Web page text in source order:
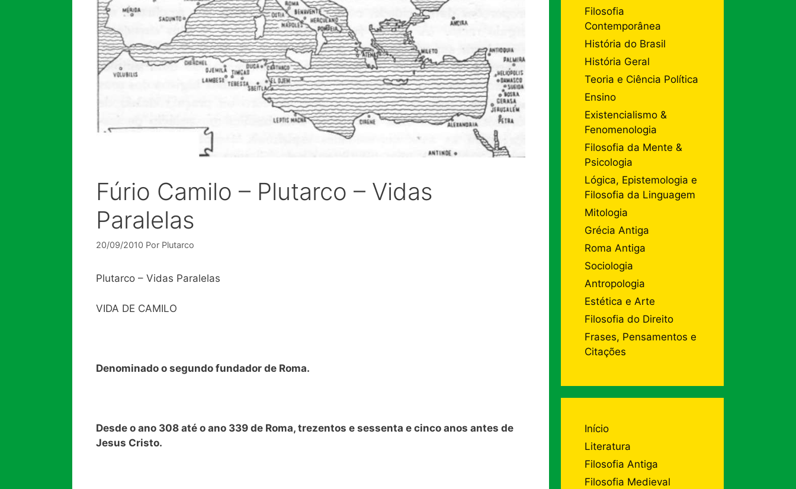
Fúrio Camilo – Plutarco – Vidas
Paralelas
20/09/2010 Por Plutarco
Plutarco – Vidas Paralelas
VIDA DE CAMILO
Denominado o segundo fundador de Roma.
Desde o ano 308 até o ano 339 de Roma, trezentos e sessenta e cinco anos antes de
Jesus Cristo.
Filosofia
Contemporânea
História do Brasil
História Geral
Teoria e Ciência Política
Ensino
Existencialismo &
Fenomenologia
Filosofia da Mente &
Psicologia
Lógica, Epistemologia e
Filosofia da Linguagem
Mitologia
Grécia Antiga
Roma Antiga
Sociologia
Antropologia
Estética e Arte
Filosofia do Direito
Frases, Pensamentos e
Citações
Início
Literatura
Filosofia Antiga
Filosofia Medieval